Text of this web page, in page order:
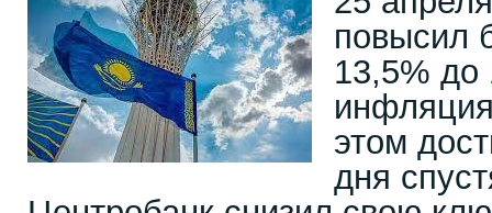
повысил
13,5% до
этом
дня